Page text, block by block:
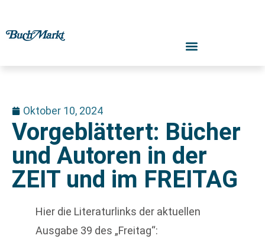
Oktober 10, 2024
Vorgeblättert: Bücher
und Autoren in der
ZEIT und im FREITAG
Hier die Literaturlinks der aktuellen
Ausgabe 39 des „Freitag“: